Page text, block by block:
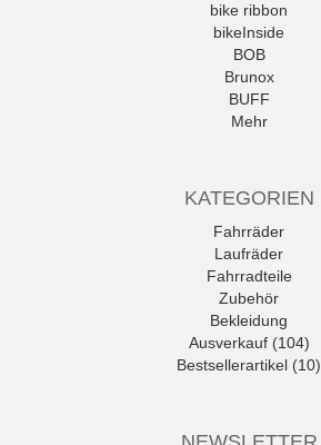
bike ribbon
bikeInside
BOB
Brunox
BUFF
Mehr
KATEGORIEN
Fahrräder
Laufräder
Fahrradteile
Zubehör
Bekleidung
Ausverkauf (104)
Bestsellerartikel (10)